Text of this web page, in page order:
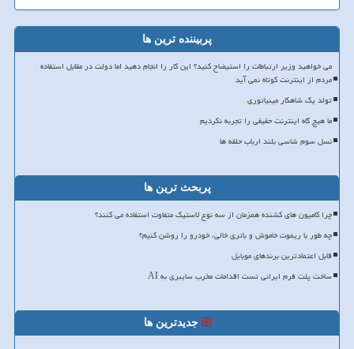
پربیننده ترین ها
می خواهید وزیر ارتباطات را استیضاح کنید؟ این کار را انجام دهید اما دولت در مقابل استفاده
مردم از اینترنت کوتاه نمی آید
تولد یک شاهکار مینیاتوری
ما هیچ گاه اینترنت حقیقی را تجربه نکردیم
نسل سوم شاسی بلند ارباب حلقه ها
پربحث ترین ها
چرا کامیون های کشنده همزمان از سه نوع لاستیک متفاوت استفاده می کنند؟
چه طور با ریموت خاموش و باتری خالی، خودرو را روشن کنیم؟
قابل اعتمادترین برندهای موبایل
ساخت پلت فرم ایرانی تست اقدامات مخرب سایبری به AI
جدیدترین ها